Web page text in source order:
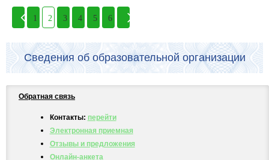
1 2 3 4 5 6
Сведения об образовательной организации
Обратная связь
Контакты: перейти
Электронная приемная
Отзывы и предложения
Онлайн-анкета